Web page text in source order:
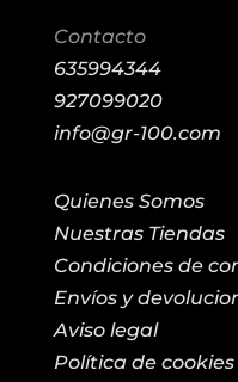
Contacto
635994344
927099020
info@gr-100.com
Quienes Somos
Nuestras Tiendas
Condiciones de
Envíos y
Aviso legal
Política de cookies